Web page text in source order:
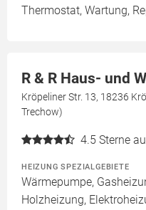
Thermostat, Wartung,
R & R Haus- und
Kröpeliner Str. 13, 18236
Trechow)
4.5 Sterne
HEIZUNG SPEZIALGEBIETE
Wärmepumpe,
Holzheizung,